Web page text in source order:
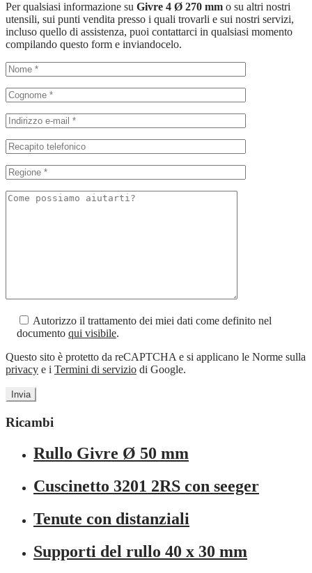
Per qualsiasi informazione su Givre 4 Ø 270 mm o su altri nostri
utensili, sui punti vendita presso i quali trovarli e sui nostri servizi,
incluso quello di assistenza, puoi contattarci in qualsiasi momento
compilando questo form e inviandocelo.
Autorizzo il trattamento dei miei dati come definito nel
documento qui visibile.
Questo sito è protetto da reCAPTCHA e si applicano le Norme sulla
privacy e i Termini di servizio di Google.
Ricambi
Rullo Givre Ø 50 mm
Cuscinetto 3201 2RS con seeger
Tenute con distanziali
Supporti del rullo 40 x 30 mm